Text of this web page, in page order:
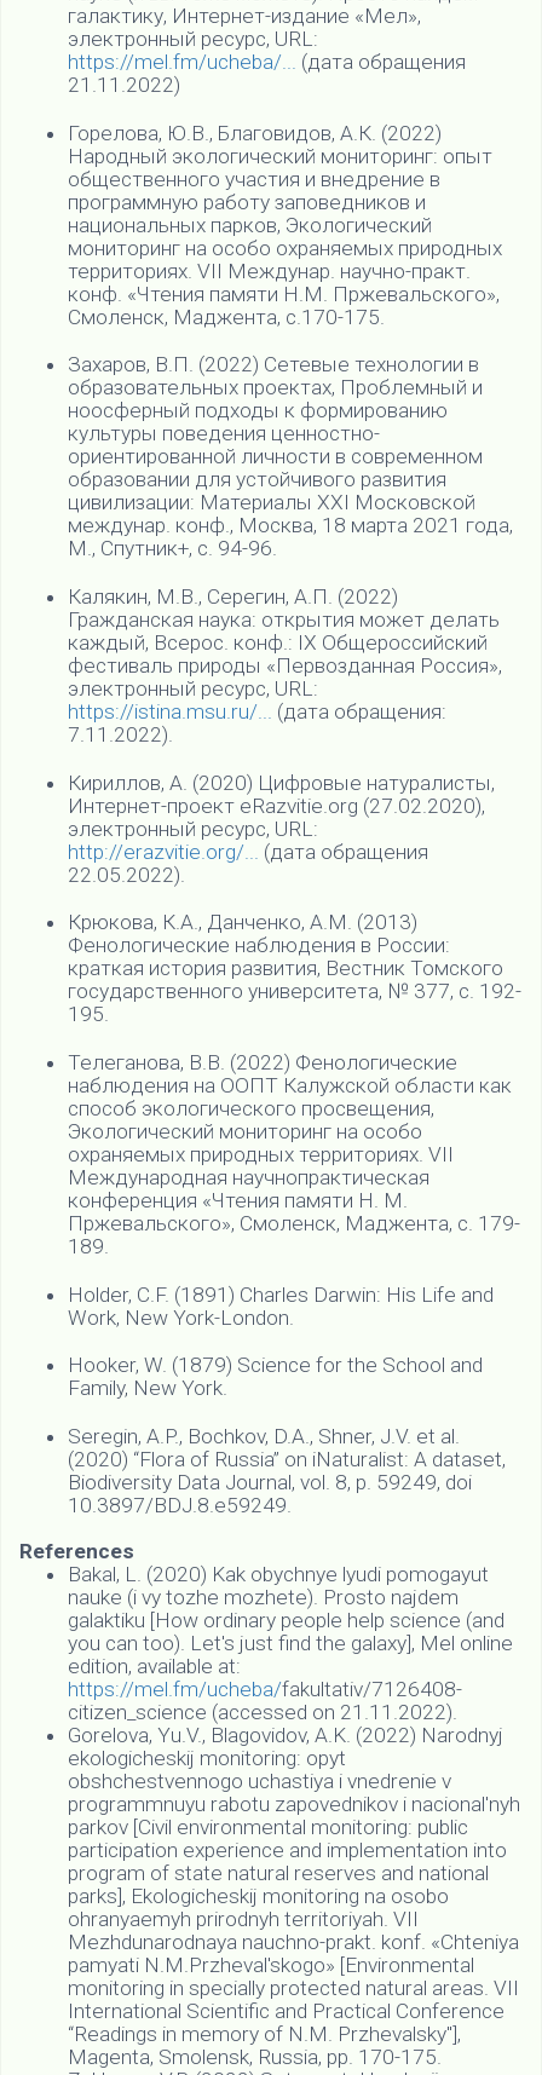
галактику, Интернет-издание «Мел»,
электронный ресурс, URL:
https://mel.fm/ucheba/... (дата обращения
21.11.2022)
Горелова, Ю.В., Благовидов, А.К. (2022)
Народный экологический мониторинг: опыт
общественного участия и внедрение в
программную работу заповедников и
национальных парков, Экологический
мониторинг на особо охраняемых природных
территориях. VII Междунар. научно-практ.
конф. «Чтения памяти Н.М. Пржевальского»,
Смоленск, Маджента, с.170-175.
Захаров, В.П. (2022) Сетевые технологии в
образовательных проектах, Проблемный и
ноосферный подходы к формированию
культуры поведения ценностно-
ориентированной личности в современном
образовании для устойчивого развития
цивилизации: Материалы XXI Московской
междунар. конф., Москва, 18 марта 2021 года,
М., Спутник+, с. 94-96.
Калякин, М.В., Серегин, А.П. (2022)
Гражданская наука: открытия может делать
каждый, Всерос. конф.: IX Общероссийский
фестиваль природы «Первозданная Россия»,
электронный ресурс, URL:
https://istina.msu.ru/... (дата обращения:
7.11.2022).
Кириллов, А. (2020) Цифровые натуралисты,
Интернет-проект eRazvitie.org (27.02.2020),
электронный ресурс, URL:
http://erazvitie.org/...
(дата обращения
22.05.2022).
Крюкова, К.А., Данченко, А.М. (2013)
Фенологические наблюдения в России:
краткая история развития, Вестник Томского
государственного университета, № 377, с. 192-
195.
Телеганова, В.В. (2022) Фенологические
наблюдения на ООПТ Калужской области как
способ экологического просвещения,
Экологический мониторинг на особо
охраняемых природных территориях. VII
Международная научнопрактическая
конференция «Чтения памяти Н. М.
Пржевальского», Смоленск, Маджента, с. 179-
189.
Holder, C.F. (1891) Charles Darwin: His Life and
Work, New York-London.
Hooker, W. (1879) Science for the School and
Family, New York.
Seregin, A.P., Bochkov, D.A., Shner, J.V. et al.
(2020) “Flora of Russia” on iNaturalist: A dataset,
Biodiversity Data Journal, vol. 8, p. 59249, doi
10.3897/BDJ.8.e59249.
References
Bakal, L. (2020) Kak obychnye lyudi pomogayut
nauke (i vy tozhe mozhete). Prosto najdem
galaktiku [How ordinary people help science (and
you can too). Let's just find the galaxy], Mel online
edition, available at:
https://mel.fm/ucheba/fakultativ/7126408-
citizen_science (accessed on 21.11.2022).
Gorelova, Yu.V., Blagovidov, A.K. (2022) Narodnyj
ekologicheskij monitoring: opyt
obshchestvennogo uchastiya i vnedrenie v
programmnuyu rabotu zapovednikov i nacional'nyh
parkov [Civil environmental monitoring: public
participation experience and implementation into
program of state natural reserves and national
parks], Ekologicheskij monitoring na osobo
ohranyaemyh prirodnyh territoriyah. VII
Mezhdunarodnaya nauchno-prakt. konf. «Chteniya
pamyati N.M.Przheval'skogo» [Environmental
monitoring in specially protected natural areas. VII
International Scientific and Practical Conference
“Readings in memory of N.M. Przhevalsky"],
Magenta, Smolensk, Russia, pp. 170-175.